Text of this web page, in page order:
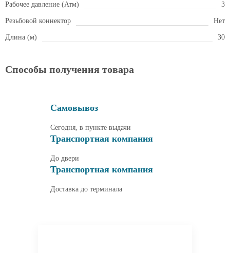
Рабочее давление (Атм) 3
Резьбовой коннектор Нет
Длина (м) 30
Способы получения товара
Самовывоз
Сегодня, в пункте выдачи
Транспортная компания
До двери
Транспортная компания
Доставка до терминала